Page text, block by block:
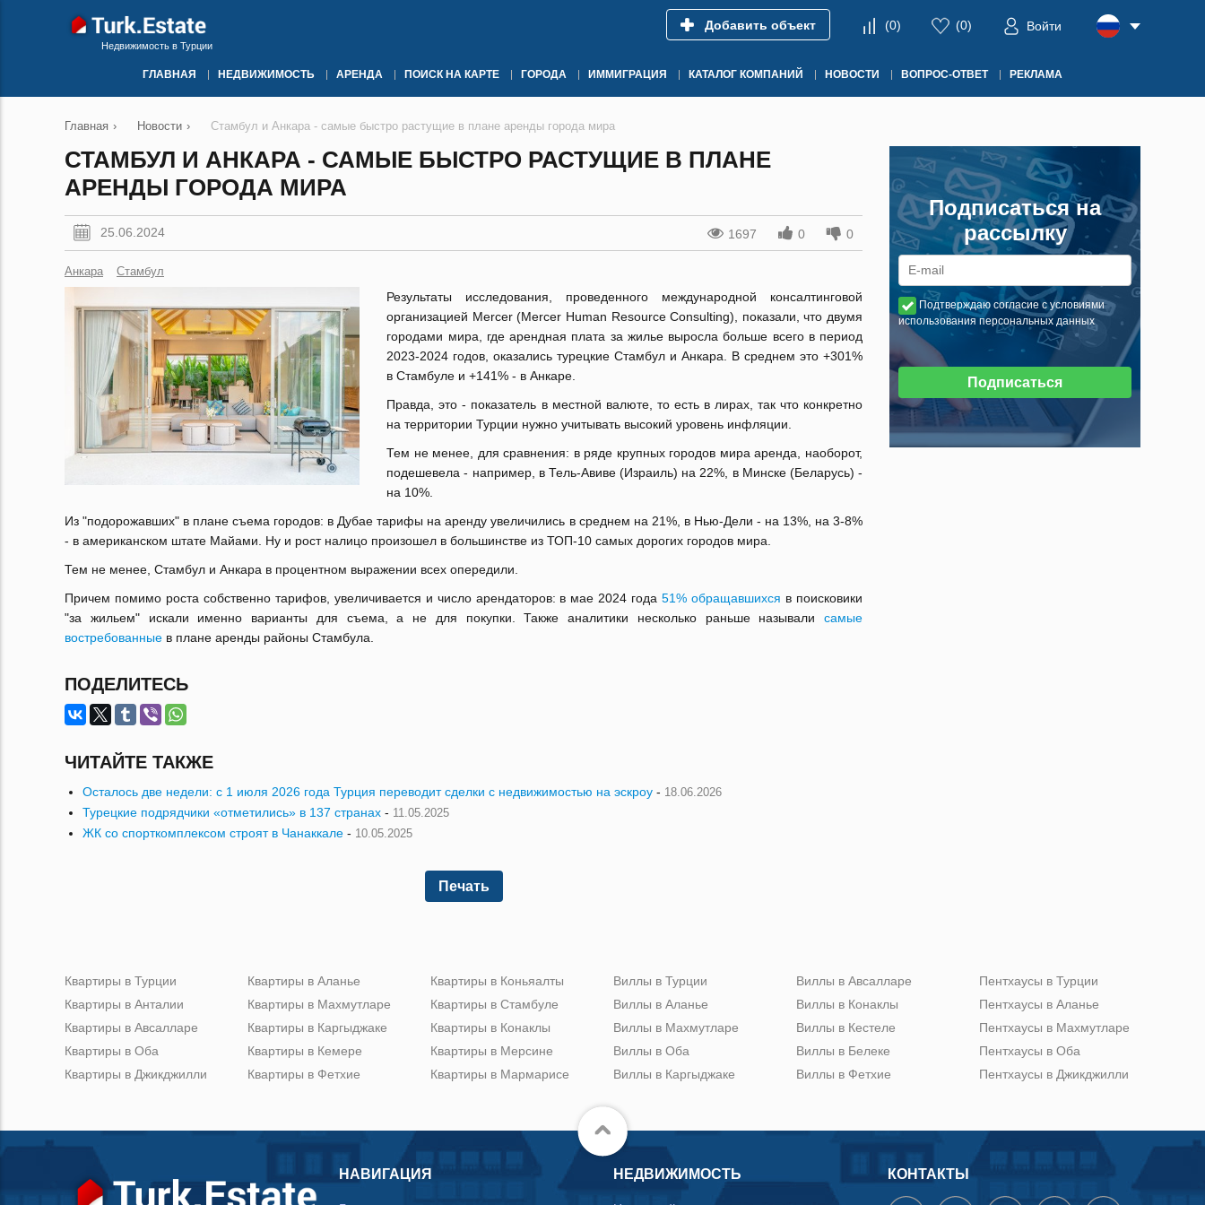
Недвижимость в Турции
Добавить объект (0) (0) Войти
ГЛАВНАЯ НЕДВИЖИМОСТЬ АРЕНДА ПОИСК НА КАРТЕ ГОРОДА ИММИГРАЦИЯ КАТАЛОГ КОМПАНИЙ НОВОСТИ ВОПРОС-ОТВЕТ РЕКЛАМА
Главная › Новости › Стамбул и Анкара - самые быстро растущие в плане аренды города мира
СТАМБУЛ И АНКАРА - САМЫЕ БЫСТРО РАСТУЩИЕ В ПЛАНЕ
АРЕНДЫ ГОРОДА МИРА
25.06.2024 1697 0 0
Анкара Стамбул
Результаты исследования, проведенного международной консалтинговой
организацией Mercer (Mercer Human Resource Consulting), показали, что двумя
городами мира, где арендная плата за жилье выросла больше всего в период
2023-2024 годов, оказались турецкие Стамбул и Анкара. В среднем это +301%
в Стамбуле и +141% - в Анкаре.
Правда, это - показатель в местной валюте, то есть в лирах, так что конкретно
на территории Турции нужно учитывать высокий уровень инфляции.
Тем не менее, для сравнения: в ряде крупных городов мира аренда, наоборот,
подешевела - например, в Тель-Авиве (Израиль) на 22%, в Минске (Беларусь) -
на 10%.
Из "подорожавших" в плане съема городов: в Дубае тарифы на аренду увеличились в среднем на 21%, в Нью-Дели - на 13%, на 3-8%
- в американском штате Майами. Ну и рост налицо произошел в большинстве из ТОП-10 самых дорогих городов мира.
Тем не менее, Стамбул и Анкара в процентном выражении всех опередили.
Причем помимо роста собственно тарифов, увеличивается и число арендаторов: в мае 2024 года51% обращавшихся в поисковики
"за жильем" искали именно варианты для съема, а не для покупки. Также аналитики несколько раньше называли самые
востребованные в плане аренды районы Стамбула.
ПОДЕЛИТЕСЬ
ЧИТАЙТЕ ТАКЖЕ
Осталось две недели: с 1 июля 2026 года Турция переводит сделки с недвижимостью на эскроу - 18.06.2026
Турецкие подрядчики «отметились» в 137 странах - 11.05.2025
ЖК со спорткомплексом строят в Чанаккале - 10.05.2025
Печать
Подписаться на
рассылку
Подтверждаю согласие с условиями
использования персональных данных
Подписаться
Квартиры в Турции
Квартиры в Анталии
Квартиры в Авсалларе
Квартиры в Оба
Квартиры в Джикджилли
Квартиры в Аланье
Квартиры в Махмутларе
Квартиры в Каргыджаке
Квартиры в Кемере
Квартиры в Фетхие
Квартиры в Коньяалты
Квартиры в Стамбуле
Квартиры в Конаклы
Квартиры в Мерсине
Квартиры в Мармарисе
Виллы в Турции
Виллы в Аланье
Виллы в Махмутларе
Виллы в Оба
Виллы в Каргыджаке
Виллы в Авсалларе
Виллы в Конаклы
Виллы в Кестеле
Виллы в Белеке
Виллы в Фетхие
Пентхаусы в Турции
Пентхаусы в Аланье
Пентхаусы в Махмутларе
Пентхаусы в Оба
Пентхаусы в Джикджилли
НАВИГАЦИЯ НЕДВИЖИМОСТЬ КОНТАКТЫ